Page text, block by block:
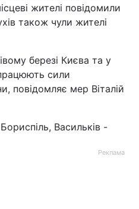
жителі повідомили
також чули жителі
березі Києва та у
сили
повідомляє мер Віталій
Васильків -
Реклама